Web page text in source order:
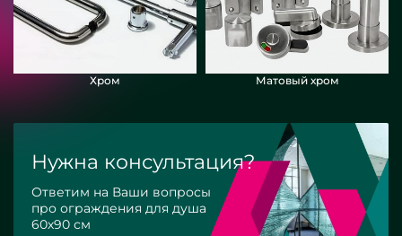
Хром Матовый хром
Нужна консультация?
Ответим на Ваши вопросы
про ограждения для душа
60х90 см